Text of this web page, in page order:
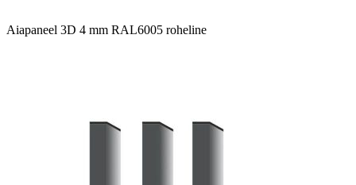
Aiapaneel 3D 4 mm RAL6005 roheline